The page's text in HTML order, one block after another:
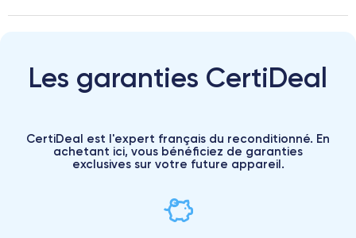
Les garanties CertiDeal
CertiDeal est l'expert français du reconditionné. En
achetant ici, vous bénéficiez de garanties
exclusives sur votre future appareil.